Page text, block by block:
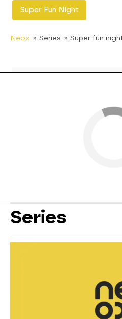
Super Fun Night
Neox » Series » Super fun
Series